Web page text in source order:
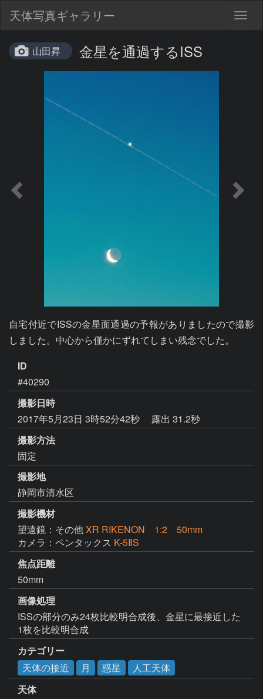
天体写真ギャラリー
山田昇 金星を通過するISS
自宅付近でISSの金星面通過の予報がありましたので撮影
しました。中心から僅かにずれてしまい残念でした。
ID
#40290
撮影日時
2017年5月23日 3時52分42秒
露出 31.2秒
撮影方法
固定
撮影地
静岡市清水区
撮影機材
望遠鏡：その他XR RIKENON 1:2 50mm
カメラ：ペンタックス K-5ⅡS
焦点距離
50mm
画像処理
ISSの部分のみ24枚比較明合成後、金星に最接近した
1枚を比較明合成
カテゴリー
天体の接近
月 惑星
人工天体
天体